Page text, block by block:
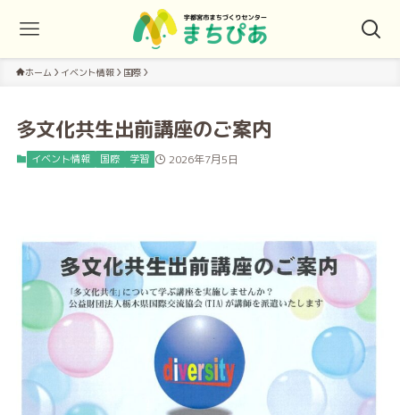
ホーム イベント情報 国際
多文化共生出前講座のご案内
イベント情報 国際 学習 2026年7月5日